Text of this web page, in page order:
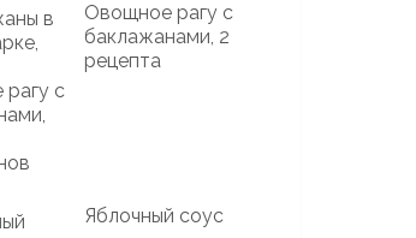
Овощное рагу с
баклажанами, 2
рецепта
Яблочный соус